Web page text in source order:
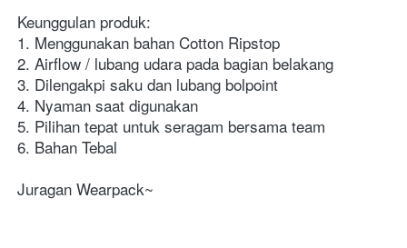
Keunggulan produk:
1. Menggunakan bahan Cotton Ripstop
2. Airflow / lubang udara pada bagian belakang
3. Dilengakpi saku dan lubang bolpoint
4. Nyaman saat digunakan
5. Pilihan tepat untuk seragam bersama team
6. Bahan Tebal
Juragan Wearpack~